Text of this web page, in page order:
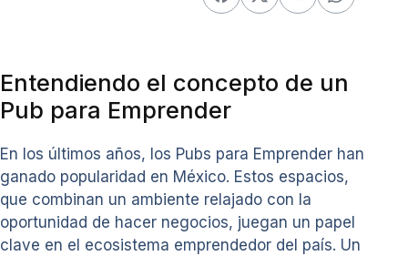
Entendiendo el concepto de un
Pub para Emprender
En los últimos años, los Pubs para Emprender han
ganado popularidad en México. Estos espacios,
que combinan un ambiente relajado con la
oportunidad de hacer negocios, juegan un papel
clave en el ecosistema emprendedor del país. Un